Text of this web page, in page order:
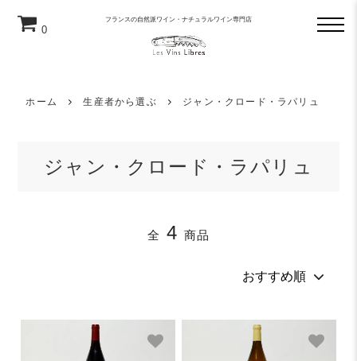
フランスの自然派ワイン・ナチュラルワイン専門店
0
ホーム 生産者から選ぶ ジャン・クロード・ラパリュ
ジャン・クロード・ラパリュ
全 4 商品